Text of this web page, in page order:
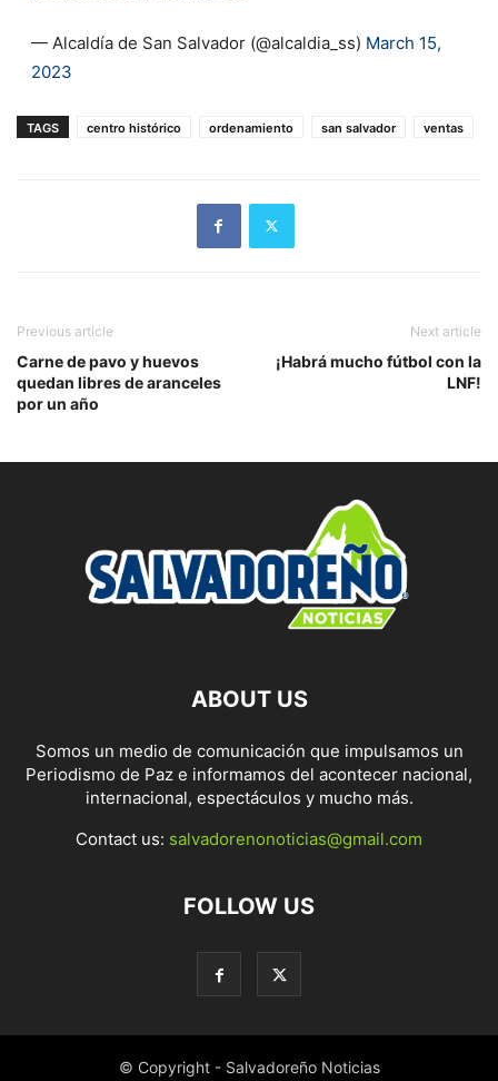
— Alcaldía de San Salvador (@alcaldia_ss) March 15,
2023
TAGS centro histórico ordenamiento san salvador ventas
Previous article
Carne de pavo y huevos
quedan libres de aranceles
por un año
Next article
¡Habrá mucho fútbol con la
LNF!
ABOUT US
Somos un medio de comunicación que impulsamos un
Periodismo de Paz e informamos del acontecer nacional,
internacional, espectáculos y mucho más.
Contact us: salvadorenonoticias@gmail.com
FOLLOW US
© Copyright - Salvadoreño Noticias